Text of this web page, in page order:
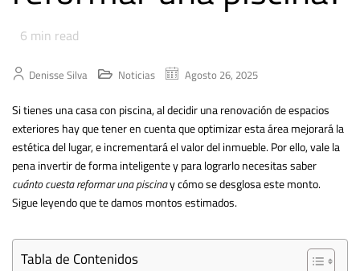
6 min read
Denisse Silva Noticias Agosto 26, 2025
Si tienes una casa con piscina, al decidir una renovación de espacios
exteriores hay que tener en cuenta que optimizar esta área mejorará la
estética del lugar, e incrementará el valor del inmueble. Por ello, vale la
pena invertir de forma inteligente y para lograrlo necesitas saber
cuánto cuesta reformar una piscinay cómo se desglosa este monto.
Sigue leyendo que te damos montos estimados.
Tabla de Contenidos